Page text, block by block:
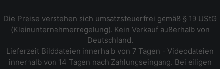
Die Preise verstehen sich umsatzsteuerfrei gemäß § 19 UStG
(Kleinunternehmerregelung). Kein Verkauf außerhalb von
Deutschland.
Lieferzeit Bilddateien innerhalb von 7 Tagen - Videodateien
innerhalb von 14 Tagen nach Zahlungseingang. Bei eiligen